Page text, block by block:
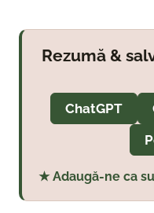
Rezumă &
ChatGPT
★ Adaugă-ne ca